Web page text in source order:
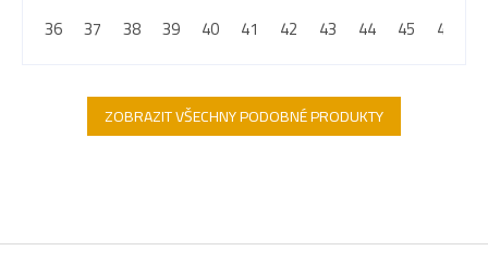
36
37 38 39 40 41 42 43 44 45 46
ZOBRAZIT VŠECHNY PODOBNÉ PRODUKTY